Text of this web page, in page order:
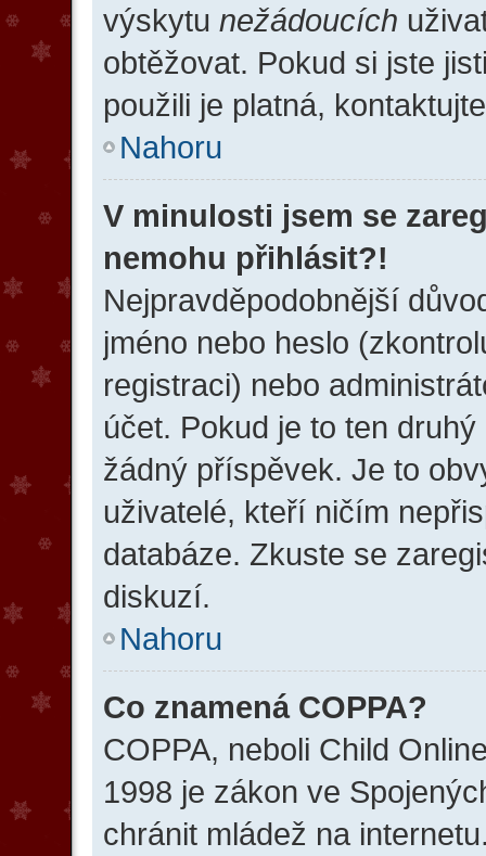
výskytu nežádoucích
obtěžovat. Pokud si jste
použili je platná,
Nahoru
V minulosti jsem se
nemohu přihlásit?!
Nejpravděpodobnější
jméno nebo heslo
registraci) nebo
účet. Pokud je to ten
žádný příspěvek. Je to
uživatelé, kteří ničím
databáze. Zkuste se
diskuzí.
Nahoru
Co znamená COPPA?
COPPA, neboli Child
1998 je zákon ve
chránit mládež na